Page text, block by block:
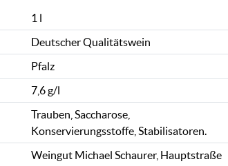
1 l
Deutscher Qualitätswein
Pfalz
7,6 g/l
Trauben, Saccharose,
Konservierungsstoffe, Stabilisatoren.
Weingut Michael Schaurer, Hauptstraße